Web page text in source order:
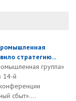
стратегию...
группа»
14-й
сбыт»....